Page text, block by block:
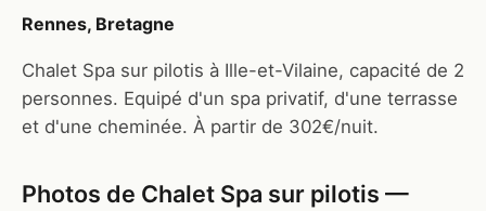
Rennes, Bretagne
Chalet Spa sur pilotis à Ille-et-Vilaine, capacité de 2
personnes. Equipé d'un spa privatif, d'une terrasse
et d'une cheminée. À partir de 302€/nuit.
Photos de Chalet Spa sur pilotis —